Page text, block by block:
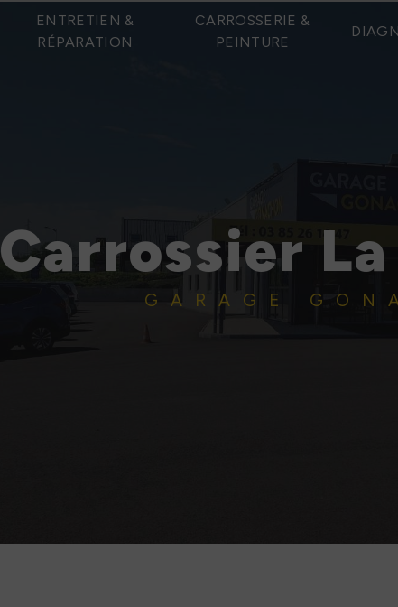
ENTRETIEN &
RÉPARATION
CARROSSERIE &
PEINTURE
Carrossier
GARAGE